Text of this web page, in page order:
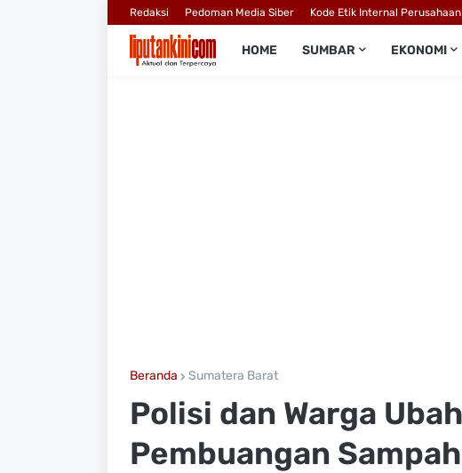
Redaksi Pedoman Media Siber Kode Etik Internal
HOME SUMBAR EKONOMI
Beranda Sumatera Barat
Polisi dan Warga
Pembuangan